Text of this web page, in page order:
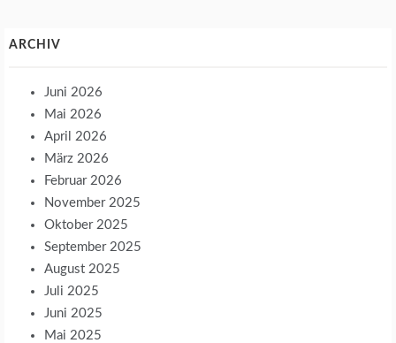
ARCHIV
Juni 2026
Mai 2026
April 2026
März 2026
Februar 2026
November 2025
Oktober 2025
September 2025
August 2025
Juli 2025
Juni 2025
Mai 2025